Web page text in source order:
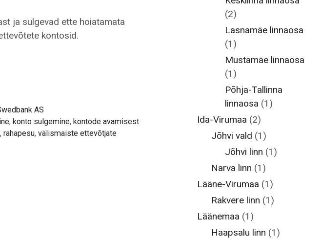
ja sulgevad ette hoiatamata
kontosid.
AS
, konto sulgemine, kontode avamisest
, rahapesu, välismaiste ettevõtjate
(2)
Lasnamäe linnaosa
(1)
Mustamäe linnaosa
(1)
Põhja-Tallinna
linnaosa (1)
Ida-Virumaa (2)
Jõhvi vald (1)
Jõhvi linn (1)
Narva linn (1)
Lääne-Virumaa (1)
Rakvere linn (1)
Läänemaa (1)
Haapsalu linn (1)